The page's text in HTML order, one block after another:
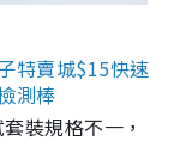
特賣城$15快速
測棒
裝規格不一，